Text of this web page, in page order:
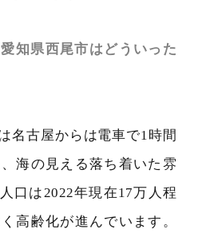
知県西尾市はどういった
名古屋からは電車で1時間
海の見える落ち着いた雰
口は2022年現在17万人程
高齢化が進んでいます。